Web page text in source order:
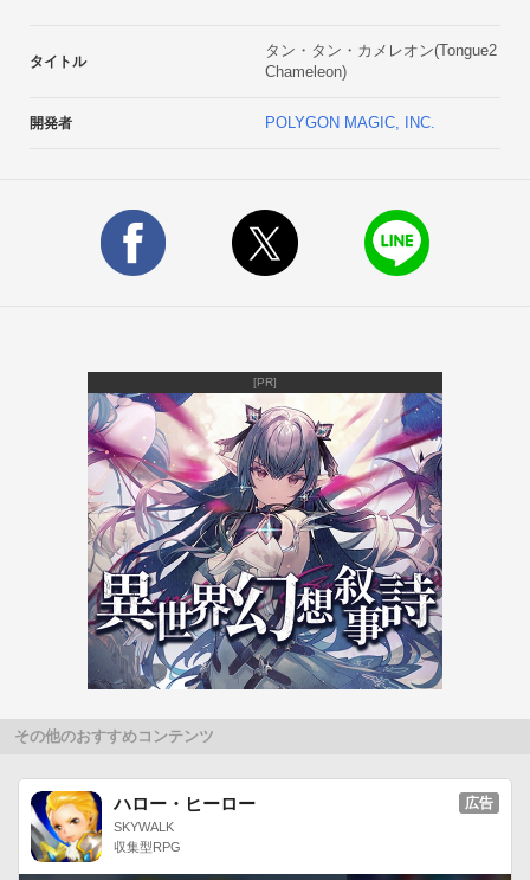
3. 毒虫を食べると１００点減点されます。
4. メニュー画面から“LEVEL SELECT”ボタンをタップすると、
好きなステージからプレイできます。＊価格は税抜き表記にな
タイトル
タン・タン・カメレオン(Tongue2
Chameleon)
開発者 POLYGON MAGIC, INC.
[PR]
その他のおすすめコンテンツ
ハロー・ヒーロー
SKYWALK
収集型RPG
広告